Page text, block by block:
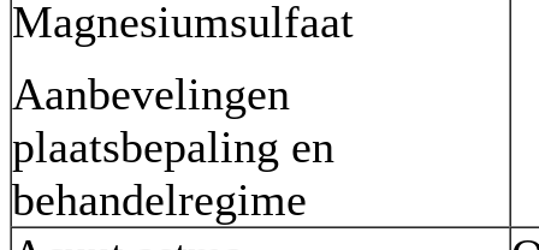
Magnesiumsulfaat
Aanbevelingen
plaatsbepaling en
behandelregime